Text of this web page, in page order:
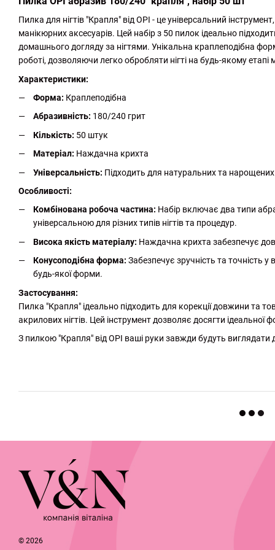
Пилка для нігтів "Крапля" від ОРІ - це універсальний
манікюрних аксесуарів. Цей набір з 50 пилок ідеально
домашнього догляду за нігтями. Унікальна краплеподібна
роботі, дозволяючи легко обробляти нігті на будь-якому етапі
Характеристики:
Форма: Краплеподібна
Абразивність: 180/240 грит
Кількість: 50 штук
Матеріал: Наждачна крихта
Універсальність: Підходить для натуральних та нарощених
Особливості:
Комбінована робоча частина: Набір включає два типи
універсальною для різних типів нігтів та процедур.
Висока якість матеріалу: Наждачна крихта забезпечує
Конусоподібна форма: Забезпечує зручність та точність
будь-якої форми.
Застосування:
Пилка "Крапля" ідеально підходить для корекції довжини та
акрилових нігтів. Цей інструмент дозволяє досягти ідеальної
З пилкою "Крапля" від ОРІ ваші руки завжди будуть
© 2026